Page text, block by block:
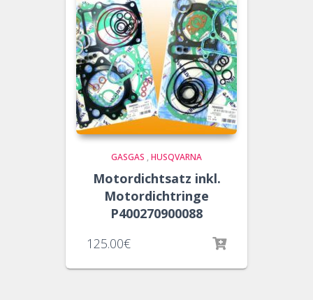
GASGAS , HUSQVARNA
Motordichtsatz inkl.
Motordichtringe
P400270900088
125.00€